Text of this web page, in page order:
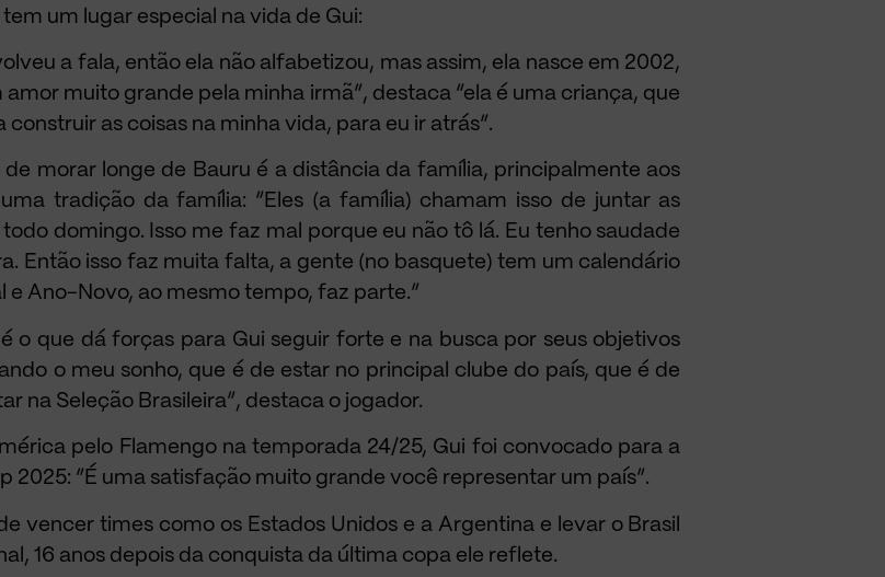
um lugar especial na vida de Gui:
a fala, então ela não alfabetizou, mas assim, ela nasce em 2002,
amor muito grande pela minha irmã”, destaca “ela é uma criança, que
as coisas na minha vida, para eu ir atrás”.
morar longe de Bauru é a distância da família, principalmente aos
tradição da família: “Eles (a família) chamam isso de juntar as
domingo. Isso me faz mal porque eu não tô lá. Eu tenho saudade
Então isso faz muita falta, a gente (no basquete) tem um calendário
Ano-Novo, ao mesmo tempo, faz parte.”
o que dá forças para Gui seguir forte e na busca por seus objetivos
o meu sonho, que é de estar no principal clube do país, que é de
na Seleção Brasileira”, destaca o jogador.
pelo Flamengo na temporada 24/25, Gui foi convocado para a
2025: “É uma satisfação muito grande você representar um país”.
vencer times como os Estados Unidos e a Argentina e levar o Brasil
16 anos depois da conquista da última copa ele reflete.